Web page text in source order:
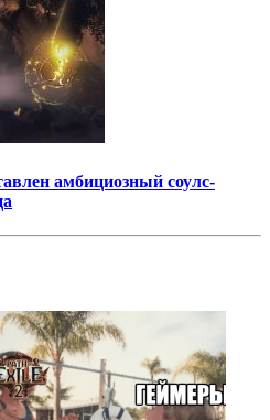
амбициозный соулс-